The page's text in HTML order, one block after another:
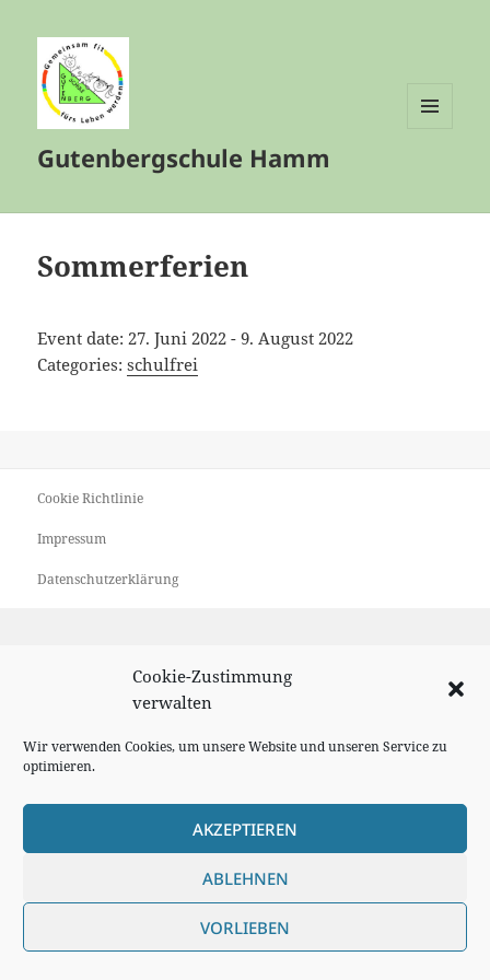
Cookie-Zustimmung
verwalten
Wir verwenden Cookies, um unsere Website und unseren Service zu
optimieren.
AKZEPTIEREN
ABLEHNEN
VORLIEBEN
Gutenbergschule Hamm
Sommerferien
Event date: 27. Juni 2022 - 9. August 2022
Categories:schulfrei
Cookie Richtlinie
Impressum
Datenschutzerklärung